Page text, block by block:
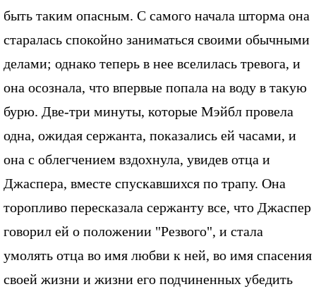
быть таким опасным. С самого начала шторма она
старалась спокойно заниматься своими обычными
делами; однако теперь в нее вселилась тревога, и
она осознала, что впервые попала на воду в такую
бурю. Две-три минуты, которые Мэйбл провела
одна, ожидая сержанта, показались ей часами, и
она с облегчением вздохнула, увидев отца и
Джаспера, вместе спускавшихся по трапу. Она
торопливо пересказала сержанту все, что Джаспер
говорил ей о положении "Резвого", и стала
умолять отца во имя любви к ней, во имя спасения
своей жизни и жизни его подчиненных убедить